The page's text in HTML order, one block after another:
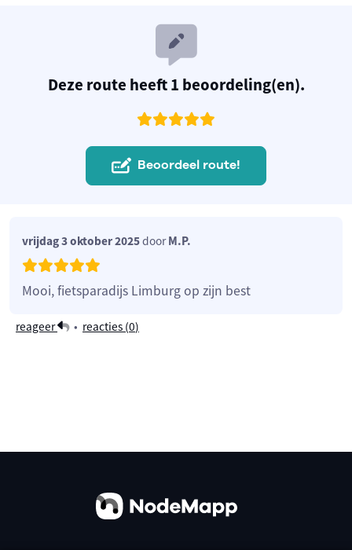
Deze route heeft 1 beoordeling(en).
Beoordeel route!
vrijdag 3 oktober 2025doorM.P.
Mooi, fietsparadijs Limburg op zijn best
reageer • reacties (0)